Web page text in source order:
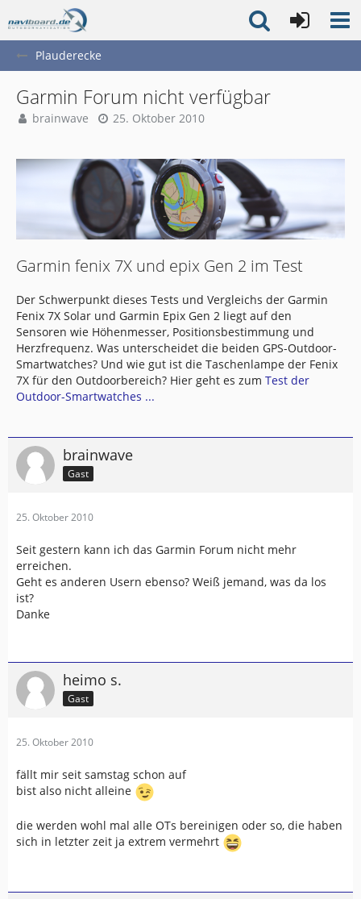
Plauderecke
Garmin Forum nicht verfügbar
brainwave 25. Oktober 2010
Garmin fenix 7X und epix Gen 2 im Test
Der Schwerpunkt dieses Tests und Vergleichs der Garmin
Fenix 7X Solar und Garmin Epix Gen 2 liegt auf den
Sensoren wie Höhenmesser, Positionsbestimmung und
Herzfrequenz. Was unterscheidet die beiden GPS-Outdoor-
Smartwatches? Und wie gut ist die Taschenlampe der Fenix
7X für den Outdoorbereich? Hier geht es zum Test der
Outdoor-Smartwatches ...
brainwave
Gast
25. Oktober 2010
Seit gestern kann ich das Garmin Forum nicht mehr
erreichen.
Geht es anderen Usern ebenso? Weiß jemand, was da los
ist?
Danke
heimo s.
Gast
25. Oktober 2010
fällt mir seit samstag schon auf
bist also nicht alleine
die werden wohl mal alle OTs bereinigen oder so, die haben
sich in letzter zeit ja extrem vermehrt